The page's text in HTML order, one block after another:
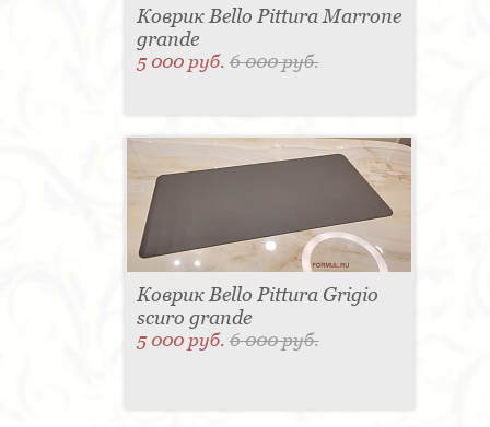
Коврик Bello Pittura Marrone
grande
5 000 руб.6 000 руб.
Коврик Bello Pittura Grigio
scuro grande
5 000 руб.6 000 руб.